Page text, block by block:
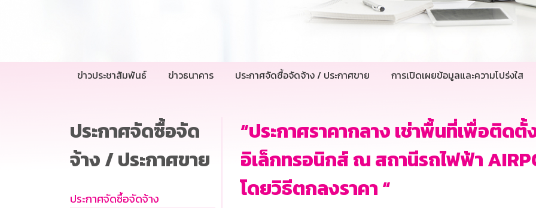
ข่าวประชาสัมพันธ์ ข่าวธนาคาร ประกาศจัดซื้อจัดจ้าง / ประกาศขาย การเปิดเผยข้อมูลและความโปร่งใส
ประกาศจัดซื้อจัด
จ้าง / ประกาศขาย
ประกาศจัดซื้อจัดจ้าง
“ประกาศราคากลาง เช่าพื้นที่เพื่อติดตั้
อิเล็กทรอนิกส์ ณ สถานีรถไฟฟ้า
โดยวิธีตกลงราคา “